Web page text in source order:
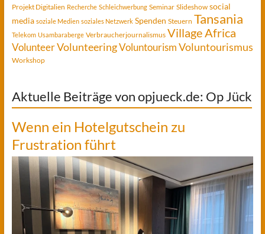
Projekt Digitalien Recherche Schleichwerbung Seminar Slideshow social
media soziale Medien soziales Netzwerk Spenden Steuern Tansania
Telekom Usambaraberge Verbraucherjournalismus Village Africa
VolunteerVolunteeringVoluntourismVoluntourismus
Workshop
Aktuelle Beiträge von opjueck.de: Op Jück
Wenn ein Hotelgutschein zu
Frustration führt